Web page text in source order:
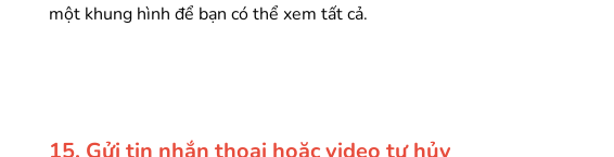
một khung hình để bạn có thể xem tất cả.
15. Gửi tin nhắn thoại hoặc video tự hủy